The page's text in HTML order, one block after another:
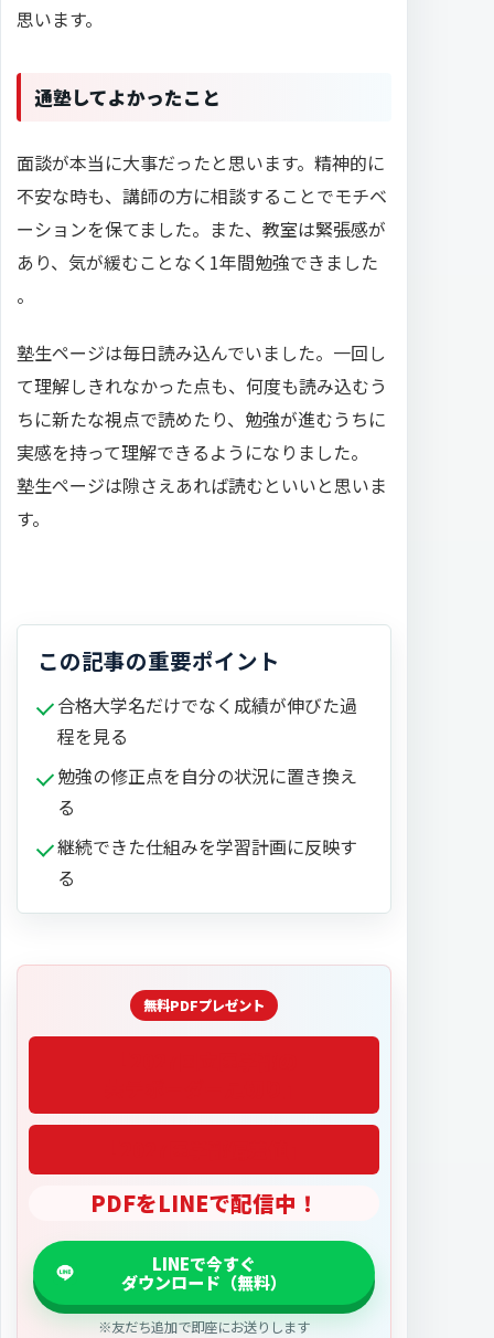
思います。
通塾してよかったこと
面談が本当に大事だったと思います。精神的に
不安な時も、講師の方に相談することでモチベ
ーションを保てました。また、教室は緊張感が
あり、気が緩むことなく1年間勉強できました
。
塾生ページは毎日読み込んでいました。一回し
て理解しきれなかった点も、何度も読み込むう
ちに新たな視点で読めたり、勉強が進むうちに
実感を持って理解できるようになりました。
塾生ページは隙さえあれば読むといいと思いま
す。
この記事の重要ポイント
合格大学名だけでなく成績が伸びた過
程を見る
勉強の修正点を自分の状況に置き換え
る
継続できた仕組みを学習計画に反映す
る
PDFをLINEで配信中！
※友だち追加で即座にお送りします